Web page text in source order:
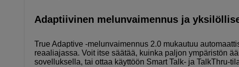
Adaptiivinen melunvaimennus ja
True Adaptive -melunvaimennus 2.0 mukautuu
reaaliajassa. Voit itse säätää, kuinka paljon ympäristön
sovelluksella, tai ottaa käyttöön Smart Talk- ja TalkThru-